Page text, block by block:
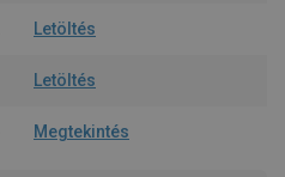
Letöltés
Letöltés
Megtekintés